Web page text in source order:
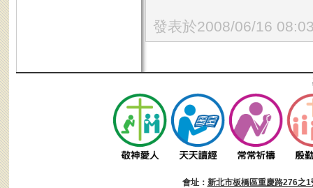
發表於2008/06/16
會址： 新北市板橋區重慶路276之1